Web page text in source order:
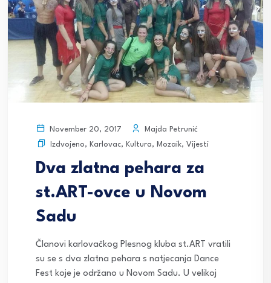
November 20, 2017
Majda Petrunić
Izdvojeno, Karlovac, Kultura, Mozaik, Vijesti
Dva zlatna pehara za
st.ART-ovce u Novom
Sadu
Članovi karlovačkog Plesnog kluba st.ART vratili
su se s dva zlatna pehara s natjecanja Dance
Fest koje je održano u Novom Sadu. U velikoj